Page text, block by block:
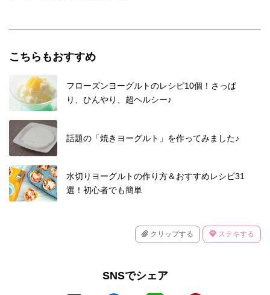
こちらもおすすめ
フローズンヨーグルトのレシピ10個！さっぱ
り、ひんやり、超ヘルシー♪
話題の「焼きヨーグルト」を作ってみました♪
水切りヨーグルトの作り方＆おすすめレシピ31
選！初心者でも簡単
クリップする ステキする
SNSでシェア